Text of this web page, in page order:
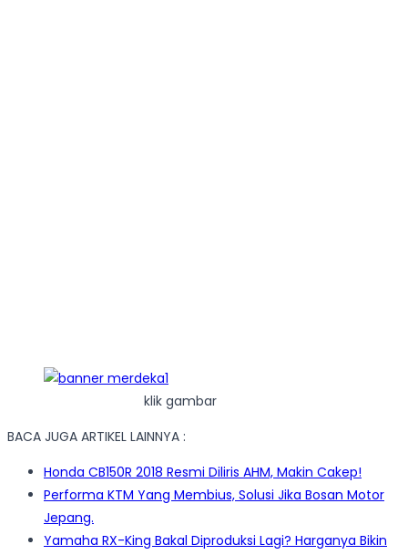
klik gambar
BACA JUGA ARTIKEL LAINNYA :
Honda CB150R 2018 Resmi Diliris AHM, Makin Cakep!
Performa KTM Yang Membius, Solusi Jika Bosan Motor
Jepang.
Yamaha RX-King Bakal Diproduksi Lagi? Harganya Bikin